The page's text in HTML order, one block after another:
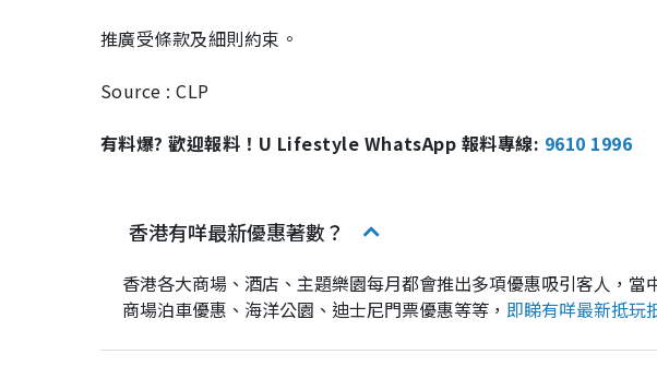
推廣受條款及細則約束。
Source : CLP
有料爆? 歡迎報料！U Lifestyle WhatsApp 報料專線: 9610 1996
香港有咩最新優惠著數？
香港各大商場、酒店、主題樂園每月都會推出多項優惠吸引客人，
商場泊車優惠、海洋公園、迪士尼門票優惠等等， 即睇有咩最新抵玩